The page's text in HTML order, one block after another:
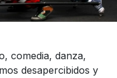
comedia, danza,
desapercibidos y